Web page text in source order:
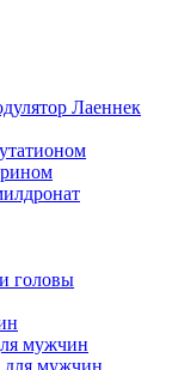
Лаеннек
головы
мужчин
для мужчин